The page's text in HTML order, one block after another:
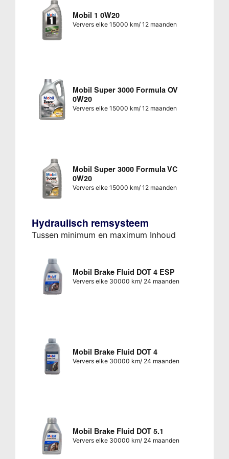
Mobil 1 0W20
Ververs elke 15000 km/ 12 maanden
Mobil Super 3000 Formula OV
0W20
Ververs elke 15000 km/ 12 maanden
Mobil Super 3000 Formula VC
0W20
Ververs elke 15000 km/ 12 maanden
Hydraulisch remsysteem
Tussen minimum en maximum Inhoud
Mobil Brake Fluid DOT 4 ESP
Ververs elke 30000 km/ 24 maanden
Mobil Brake Fluid DOT 4
Ververs elke 30000 km/ 24 maanden
Mobil Brake Fluid DOT 5.1
Ververs elke 30000 km/ 24 maanden